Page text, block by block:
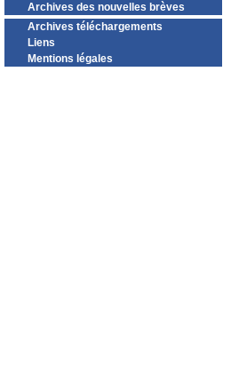
Archives des nouvelles brèves
Archives téléchargements
Liens
Mentions légales